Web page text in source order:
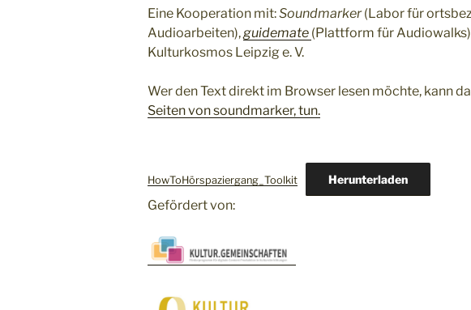
Eine Kooperation mit:Soundmarker(Labor für
Audioarbeiten),guidemate (Plattform für
Kulturkosmos Leipzig e. V.
Wer den Text direkt im Browser lesen möchte, kann
Seiten von soundmarker, tun.
HowToHörspaziergang_Toolkit Herunterladen
Gefördert von: